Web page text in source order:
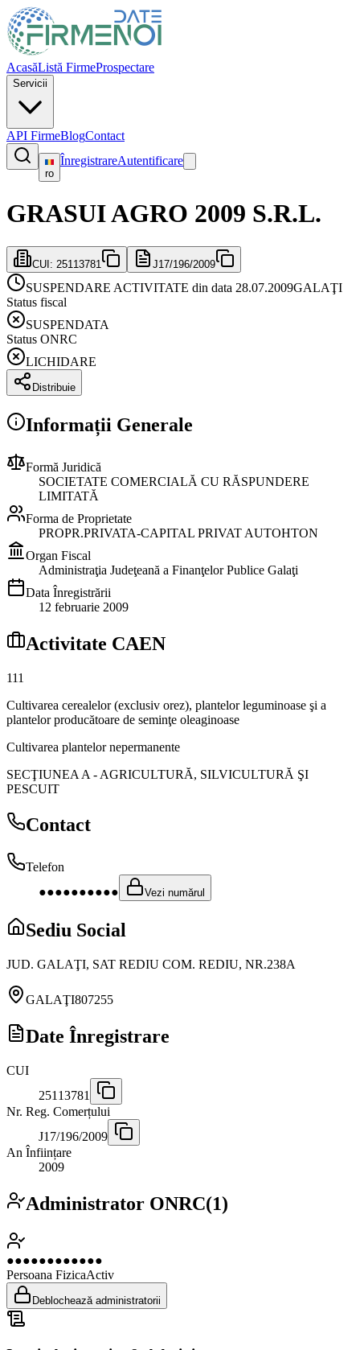
AcasăListă FirmeProspectare
Servicii
API FirmeBlogContact
ro
ÎnregistrareAutentificare
GRASUI AGRO 2009 S.R.L.
CUI: 25113781 J17/196/2009
SUSPENDARE ACTIVITATE din data 28.07.2009GALAŢI
Status fiscal
SUSPENDATA
Status ONRC
LICHIDARE
Distribuie
Informații Generale
Formă Juridică
SOCIETATE COMERCIALĂ CU RĂSPUNDERE
LIMITATĂ
Forma de Proprietate
PROPR.PRIVATA-CAPITAL PRIVAT AUTOHTON
Organ Fiscal
Administraţia Judeţeană a Finanţelor Publice Galaţi
Data Înregistrării
12 februarie 2009
Activitate CAEN
111
Cultivarea cerealelor (exclusiv orez), plantelor leguminoase şi a
plantelor producătoare de seminţe oleaginoase
Cultivarea plantelor nepermanente
SECŢIUNEA A - AGRICULTURĂ, SILVICULTURĂ ŞI
PESCUIT
Contact
Telefon
●●●●●●●●●●
Vezi numărul
Sediu Social
JUD. GALAŢI, SAT REDIU COM. REDIU, NR.238A
GALAŢI807255
Date Înregistrare
CUI
25113781
Nr. Reg. Comerțului
J17/196/2009
An Înființare
2009
Administrator ONRC(1)
●●●●●●●●●●●●
Persoana FizicaActiv
Deblochează administratorii